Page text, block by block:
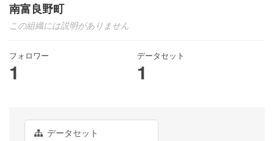
南富良野町
この組織には説明がありません
フォロワー
1
データセット
1
データセット